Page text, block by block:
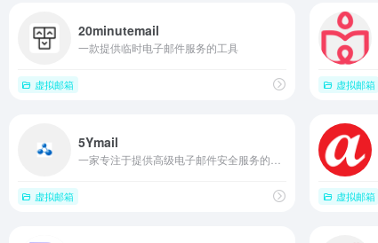
20minutemail
一款提供临时电子邮件服务的工具
虚拟邮箱 虚拟邮箱
5Ymail
虚拟邮箱 虚拟邮箱